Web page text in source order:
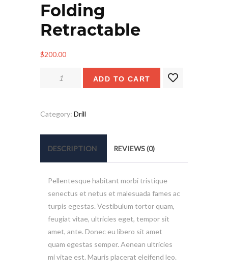
Folding
Retractable
$200.00
Folding
ADD TO CART
Category: Drill
DESCRIPTION REVIEWS (0)
Pellentesque habitant morbi tristique
senectus et netus et malesuada fames ac
turpis egestas. Vestibulum tortor quam,
feugiat vitae, ultricies eget, tempor sit
amet, ante. Donec eu libero sit amet
quam egestas semper. Aenean ultricies
mi vitae est. Mauris placerat eleifend leo.